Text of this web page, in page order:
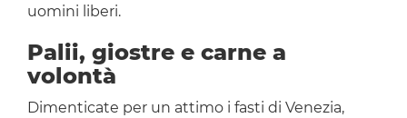
uomini liberi.
Palii, giostre e carne a
volontà
Dimenticate per un attimo i fasti di Venezia,